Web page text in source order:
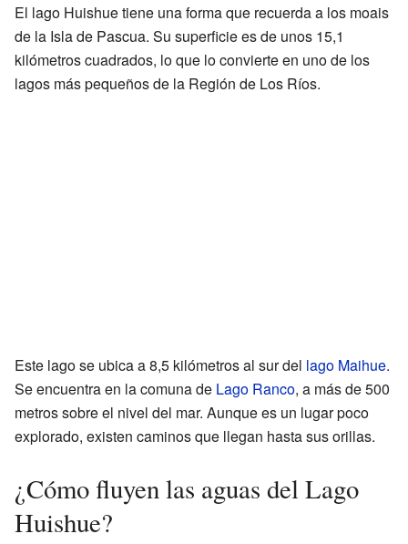
El lago Huishue tiene una forma que recuerda a los moais
de la Isla de Pascua. Su superficie es de unos 15,1
kilómetros cuadrados, lo que lo convierte en uno de los
lagos más pequeños de la Región de Los Ríos.
Este lago se ubica a 8,5 kilómetros al sur del lago Maihue.
Se encuentra en la comuna de Lago Ranco, a más de 500
metros sobre el nivel del mar. Aunque es un lugar poco
explorado, existen caminos que llegan hasta sus orillas.
¿Cómo fluyen las aguas del Lago
Huishue?